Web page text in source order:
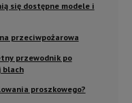
się dostępne modele i
przeciwpożarowa
przewodnik po
blach
proszkowego?